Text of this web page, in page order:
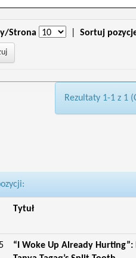
Strona Sortuj
Rezultaty 1-1 z 1
Tytuł
“I Woke Up Already